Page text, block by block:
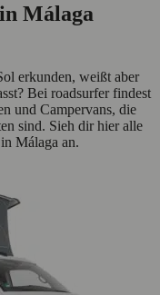
Málaga
erkunden, weißt aber
Bei roadsurfer findest
und Campervans, die
sind. Sieh dir hier alle
Málaga an.